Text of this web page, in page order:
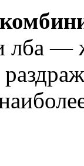
лба